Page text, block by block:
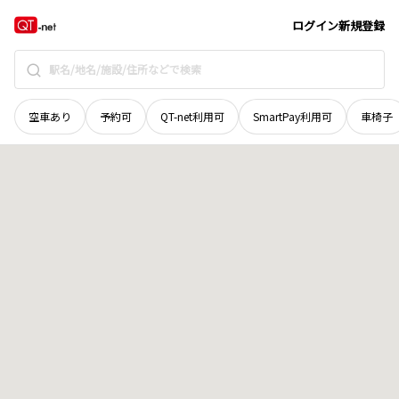
ログイン新規登録
空車あり 予約可 QT-net利用可 SmartPay利用可 車椅子
宮城県